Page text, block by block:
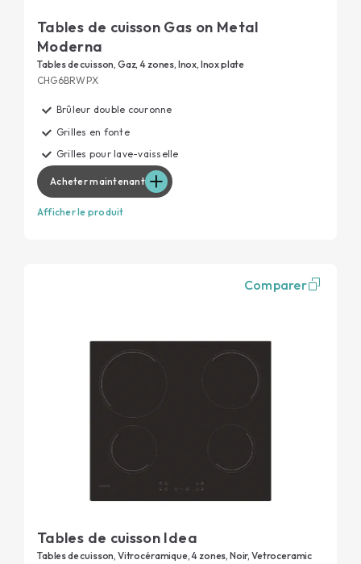
Tables de cuisson Gas on Metal
Moderna
Tables de cuisson, Gaz, 4 zones, Inox, Inox plate
CHG6BRWPX
Brûleur double couronne
Grilles en fonte
Grilles pour lave-vaisselle
Acheter maintenant
Afficher le produit
Comparer
Tables de cuisson Idea
Tables de cuisson, Vitrocéramique, 4 zones, Noir, Vetroceramic